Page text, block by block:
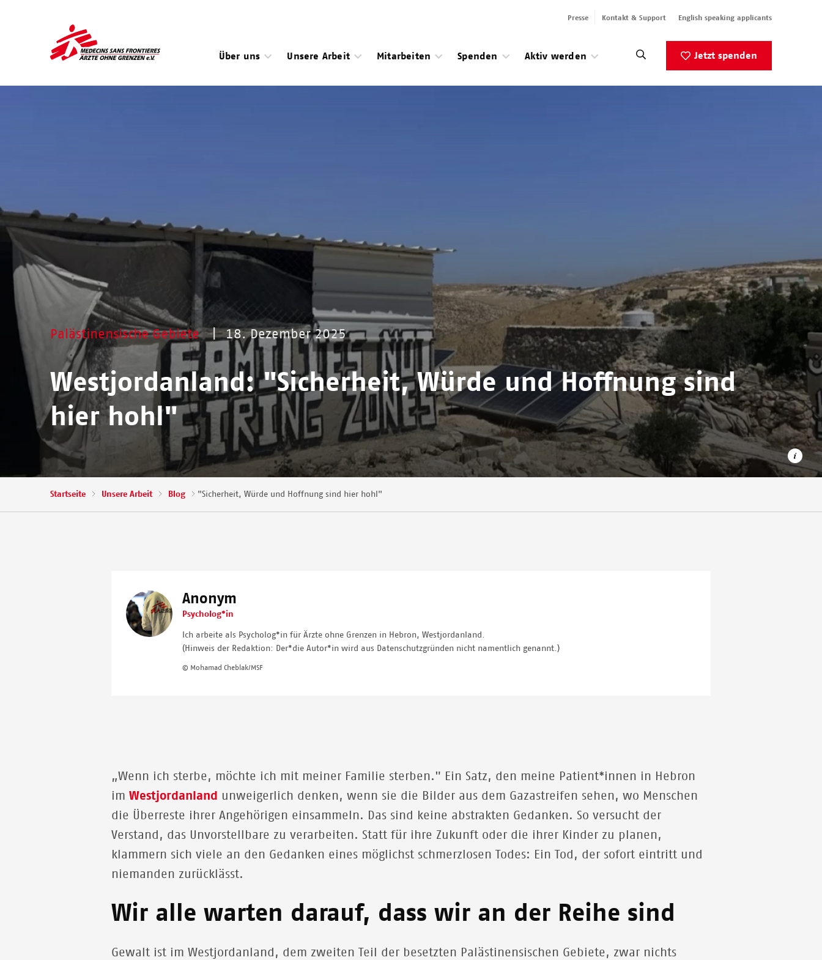
Über uns
Unsere Arbeit Mitarbeiten Spenden Aktiv werden
Presse Kontakt & Support English speaking applicants
Jetzt spenden
Palästinensische Gebiete 18. Dezember 2025
Westjordanland: "Sicherheit, Würde und Hoffnung sind
hier hohl"
Pfadnavigation
Startseite Unsere Arbeit Blog "Sicherheit, Würde und Hoffnung sind hier hohl"
Image Anonym
Psycholog*in
Ich arbeite als Psycholog*in für Ärzte ohne Grenzen in Hebron, Westjordanland.
(Hinweis der Redaktion: Der*die Autor*in wird aus Datenschutzgründen nicht namentlich genannt.)
© Mohamad Cheblak/MSF
„Wenn ich sterbe, möchte ich mit meiner Familie sterben." Ein Satz, den meine Patient*innen in Hebron
im Westjordanland unweigerlich denken, wenn sie die Bilder aus dem Gazastreifen sehen, wo Menschen
die Überreste ihrer Angehörigen einsammeln. Das sind keine abstrakten Gedanken. So versucht der
Verstand, das Unvorstellbare zu verarbeiten. Statt für ihre Zukunft oder die ihrer Kinder zu planen,
klammern sich viele an den Gedanken eines möglichst schmerzlosen Todes: Ein Tod, der sofort eintritt und
niemanden zurücklässt.
Wir alle warten darauf, dass wir an der Reihe sind
Gewalt ist im Westjordanland, dem zweiten Teil der besetzten Palästinensischen Gebiete, zwar nichts